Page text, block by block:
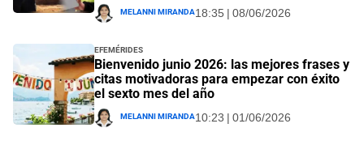
Melanni Miranda18:35 | 08/06/2026
Efemérides
Bienvenido junio 2026: las mejores frases y
citas motivadoras para empezar con éxito
el sexto mes del año
Melanni Miranda10:23 | 01/06/2026